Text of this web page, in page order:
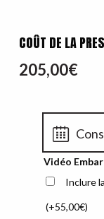
COÛT DE LA
205,00€
Vidéo
Inclure
(+55,00€)